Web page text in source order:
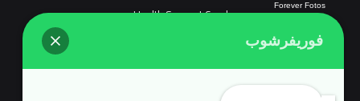
Forever Fotos
Health Support Combo
COPYRIGHT © 2018 FOREVER LIVING SHOP ALL RIGHTS RESERVED.
فوريفرشوب